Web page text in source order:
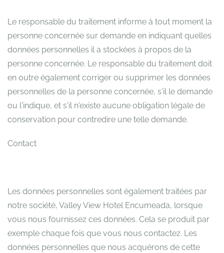
Le responsable du traitement informe à tout moment la
personne concernée sur demande en indiquant quelles
données personnelles il a stockées à propos de la
personne concernée. Le responsable du traitement doit
en outre également corriger ou supprimer les données
personnelles de la personne concernée, s'il le demande
ou l'indique, et s'il n'existe aucune obligation légale de
conservation pour contredire une telle demande.
Contact
Les données personnelles sont également traitées par
notre société, Valley View Hotel Encumeada, lorsque
vous nous fournissez ces données. Cela se produit par
exemple chaque fois que vous nous contactez. Les
données personnelles que nous acquérons de cette